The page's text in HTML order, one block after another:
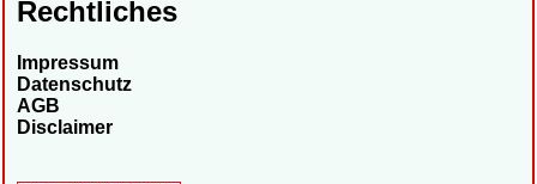
Rechtliches
Impressum
Datenschutz
AGB
Disclaimer